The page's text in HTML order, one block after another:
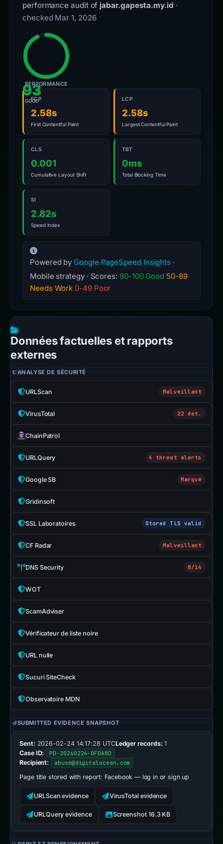
performance audit of jabar.gapesta.my.id ·
checked Mar 1, 2026
93
GOOD
PERFORMANCE
FCP
2.58s
First Contentful Paint
LCP
2.58s
Largest Contentful Paint
CLS
0.001
Cumulative Layout Shift
TBT
0ms
Total Blocking Time
SI
2.82s
Speed Index
Powered by Google PageSpeed Insights ·
Mobile strategy · Scores: 90-100 Good 50-89
Needs Work 0-49 Poor
Données factuelles et rapports
externes
ANALYSE DE SÉCURITÉ
URLScan Malveillant
VirusTotal 22 det.
ChainPatrol
URLQuery 4 threat alerts
Google SB Marqué
Gridinsoft
SSL Laboratoires Stored TLS valid
CF Radar Malveillant
DNS Security 8/14
WOT
ScamAdviser
Vérificateur de liste noire
URL nulle
Sucuri SiteCheck
Observatoire MDN
SUBMITTED EVIDENCE SNAPSHOT
Sent: 2026-02-24 14:17:28 UTCLedger records: 1
Case ID:
PD-20260224-0FDA8D
Recipient: abuse@digitalocean.com
Page title stored with report: Facebook — log in or sign up
URLScan evidence VirusTotal evidence
URLQuery evidence Screenshot 16.3 KB